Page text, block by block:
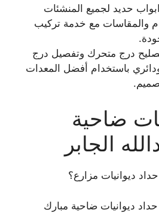
حديد لجميع المنشئات
والمقاسات مع خدمة تركيب
درج متحرك وتفصيل درج
باستخدام أفضل المعدات
ضاحية
الجابر
ديوانيات مزارع؟
ديوانيات ضاحية مبارك